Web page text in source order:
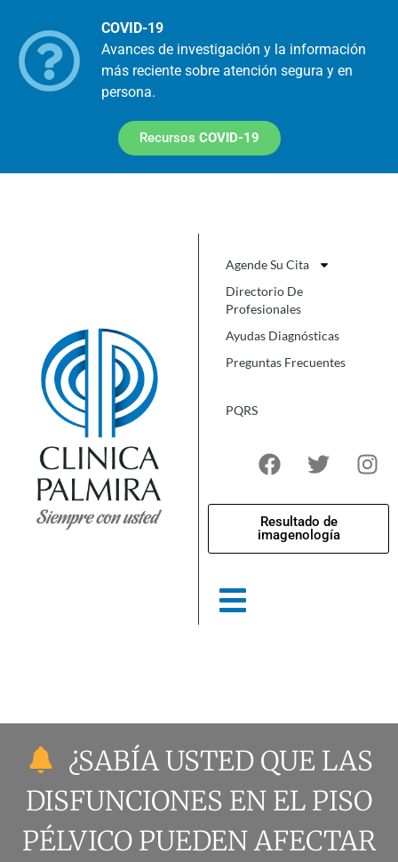
COVID-19
Avances de investigación y la información
más reciente sobre atención segura y en
persona.
Recursos COVID-19
Agende Su Cita
Directorio De
Profesionales
Ayudas Diagnósticas
Preguntas Frecuentes
PQRS
Resultado de
imagenología
¿SABÍA USTED QUE LAS
DISFUNCIONES EN EL PISO
PÉLVICO PUEDEN AFECTAR